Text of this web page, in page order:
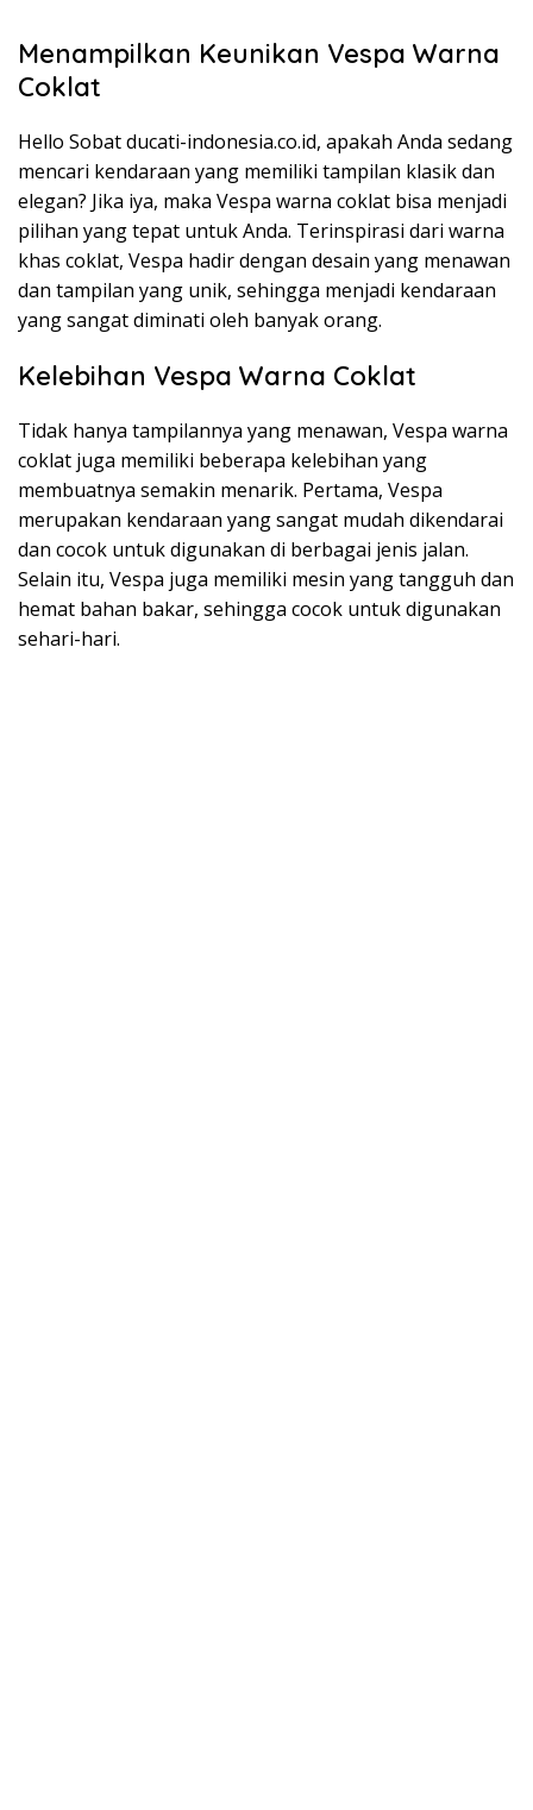
Menampilkan Keunikan Vespa Warna
Coklat
Hello Sobat ducati-indonesia.co.id, apakah Anda sedang
mencari kendaraan yang memiliki tampilan klasik dan
elegan? Jika iya, maka Vespa warna coklat bisa menjadi
pilihan yang tepat untuk Anda. Terinspirasi dari warna
khas coklat, Vespa hadir dengan desain yang menawan
dan tampilan yang unik, sehingga menjadi kendaraan
yang sangat diminati oleh banyak orang.
Kelebihan Vespa Warna Coklat
Tidak hanya tampilannya yang menawan, Vespa warna
coklat juga memiliki beberapa kelebihan yang
membuatnya semakin menarik. Pertama, Vespa
merupakan kendaraan yang sangat mudah dikendarai
dan cocok untuk digunakan di berbagai jenis jalan.
Selain itu, Vespa juga memiliki mesin yang tangguh dan
hemat bahan bakar, sehingga cocok untuk digunakan
sehari-hari.